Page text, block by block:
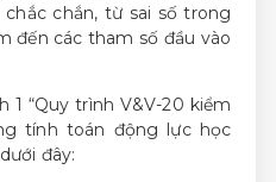
chắn, từ sai số trong
đến các tham số đầu vào
1 “Quy trình V&V-20 kiểm
tính toán động lực học
đây: